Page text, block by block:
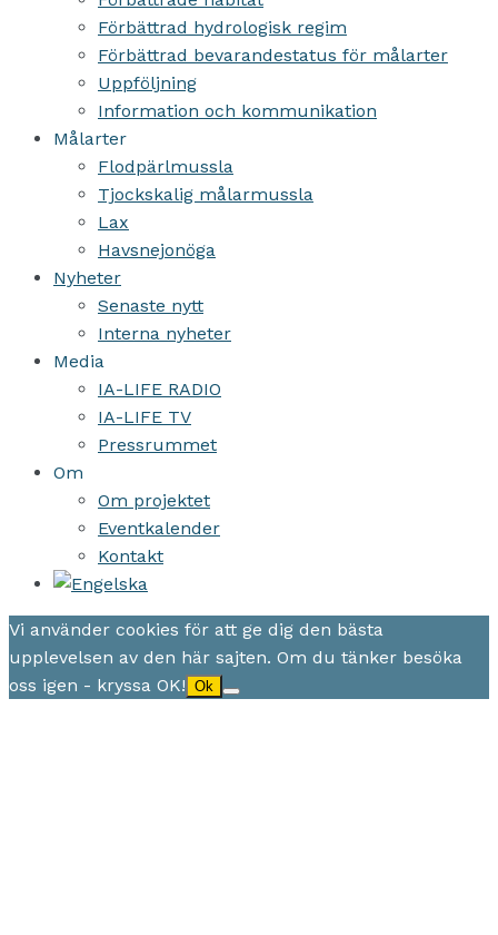
Förbättrad hydrologisk regim
Förbättrad bevarandestatus för målarter
Uppföljning
Information och kommunikation
Målarter
Flodpärlmussla
Tjockskalig målarmussla
Lax
Havsnejonöga
Nyheter
Senaste nytt
Interna nyheter
Media
IA-LIFE RADIO
IA-LIFE TV
Pressrummet
Om
Om projektet
Eventkalender
Kontakt
Vi använder cookies för att ge dig den bästa
upplevelsen av den här sajten. Om du tänker besöka
oss igen - kryssa OK! Ok